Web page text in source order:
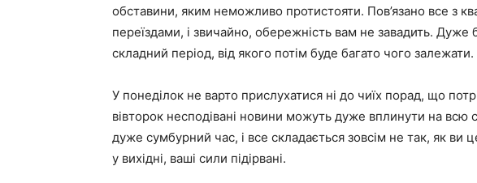
обставини, яким неможливо протистояти. Пов’язано все з
переїздами, і звичайно, обережність вам не завадить. Дуже
складний період, від якого потім буде багато чого залежати.
У понеділок не варто прислухатися ні до чиїх порад, що
вівторок несподівані новини можуть дуже вплинути на всю
дуже сумбурний час, і все складається зовсім не так, як ви
у вихідні, ваші сили підірвані.